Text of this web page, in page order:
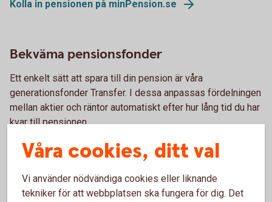
Kolla in pensionen på minPension.se
Bekväma pensionsfonder
Ett enkelt sätt att spara till din pension är våra
generationsfonder Transfer. I dessa anpassas fördelningen
mellan aktier och räntor automatiskt efter hur lång tid du har
kvar till pensionen.
Transfer – bekväma pensionsfonder
Våra cookies, ditt val
Vi använder nödvändiga cookies eller liknande
tekniker för att webbplatsen ska fungera för dig. Det